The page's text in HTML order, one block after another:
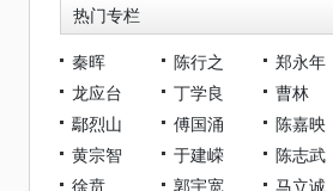
热门专栏
秦晖 陈行之
郑永年
龙应台
丁学良
曹林
鄢烈山
傅国涌
陈嘉映
黄宗智
于建嵘
陈志武
徐贲
郭宇宽
马立诚